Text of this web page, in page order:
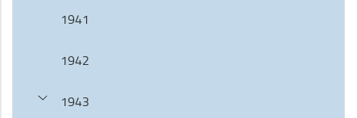
1941
1942
1943